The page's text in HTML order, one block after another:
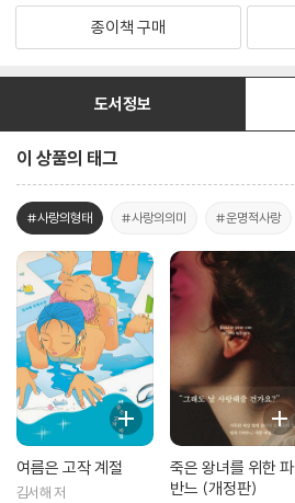
종이책 구매
도서정보
이 상품의 태그
#사랑의형태 #사랑의의미 #운명적사랑
여름은 고작 계절
김서해 저
죽은 왕녀를 위한 파
반느 (개정판)